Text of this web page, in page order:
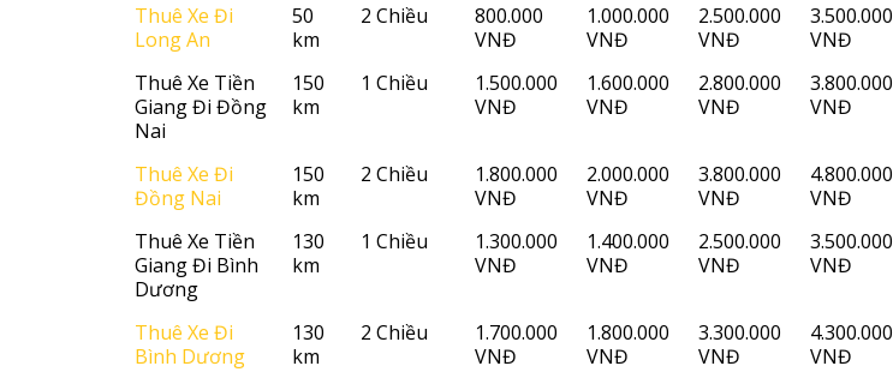
Thuê Xe Đi
Long An
50
km
2 Chiều
800.000
VNĐ
1.000.000
VNĐ
2.500.000
VNĐ
3.500.000
VNĐ
Thuê Xe Tiền
Giang Đi Đồng
Nai
150
km
1 Chiều
1.500.000
VNĐ
1.600.000
VNĐ
2.800.000
VNĐ
3.800.000
VNĐ
Thuê Xe Đi
Đồng Nai
150
km
2 Chiều
1.800.000
VNĐ
2.000.000
VNĐ
3.800.000
VNĐ
4.800.000
VNĐ
Thuê Xe Tiền
Giang Đi Bình
Dương
130
km
1 Chiều
1.300.000
VNĐ
1.400.000
VNĐ
2.500.000
VNĐ
3.500.000
VNĐ
Thuê Xe Đi
Bình Dương
130
km
2 Chiều
1.700.000
VNĐ
1.800.000
VNĐ
3.300.000
VNĐ
4.300.000
VNĐ